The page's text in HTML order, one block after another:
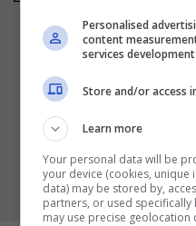
Personalised
content
services development
Store and/or access
Learn more
Your personal data will be
your device (cookies,
data) may be stored by,
partners, or used
may use precise geolocation